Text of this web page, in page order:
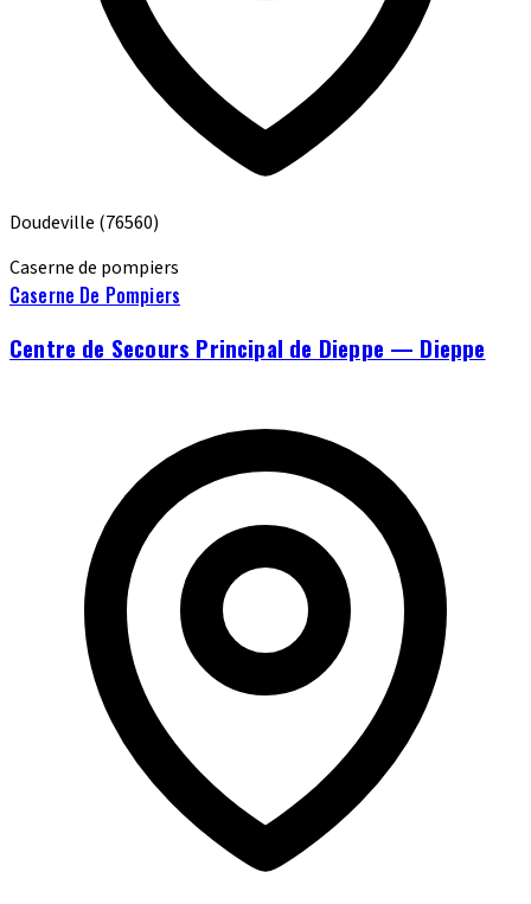
Doudeville (76560)
Caserne de pompiers
Caserne De Pompiers
Centre de Secours Principal de Dieppe — Dieppe